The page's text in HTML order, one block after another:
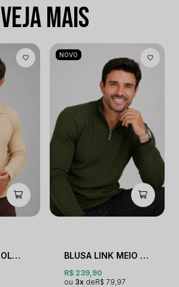
VEJA MAIS
BLUSA GOLA POLO COM LOSANGOS
NOVO
BLUSA LINK MEIO ZÍPER
R$ 239,90
3x
R$ 79,97